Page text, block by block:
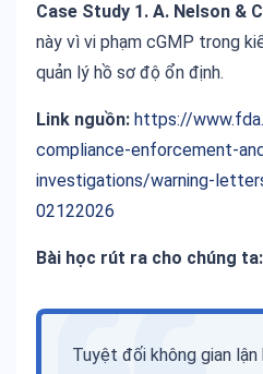
Case Study 1. A. Nelson &
này vì vi phạm cGMP trong
quản lý hồ sơ độ ổn định.
Link nguồn: https://
compliance-enforcement-
investigations/warning-
02122026
Bài học rút ra cho chúng ta:
Tuyệt đối không gian